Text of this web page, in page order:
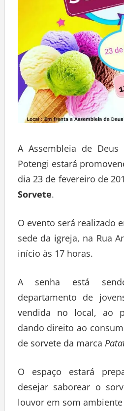
A Assembleia de
Potengi estará
dia 23 de fevereiro de
Sorvete.
O evento será realizado
sede da igreja, na Rua
início às 17 horas.
A senha está
departamento de
vendida no local, ao
dando direito ao
de sorvete da marca
O espaço estará
desejar saborear o
louvor em som